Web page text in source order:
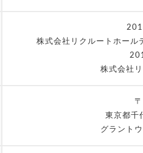
株式会社リクルートホール
株式会社
東京都千
グラント